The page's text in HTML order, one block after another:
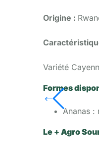
Origine :
Variété
Formes
Ananas :
Le + Agro